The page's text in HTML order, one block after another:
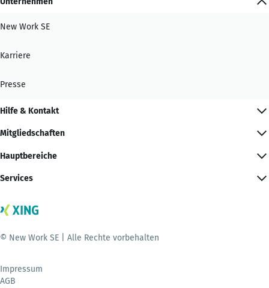
New Work SE
Karriere
Presse
Hilfe & Kontakt
Mitgliedschaften
Hauptbereiche
Services
© New Work SE | Alle Rechte vorbehalten
Impressum
AGB